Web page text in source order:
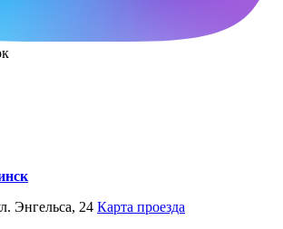
Энгельса, 24 Карта проезда